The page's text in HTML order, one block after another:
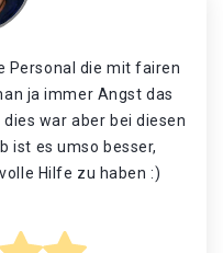
Personal die mit fairen
ja immer Angst das
war aber bei diesen
ist es umso besser,
Hilfe zu haben :)